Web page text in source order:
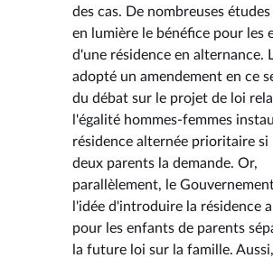
des cas. De nombreuses
en lumière le bénéfice pour les
d'une résidence en alternance.
adopté un amendement en ce
du débat sur le projet de loi
l'égalité hommes-femmes
résidence alternée prioritaire si
deux parents la demande. Or,
parallèlement, le
l'idée d'introduire la résidence
pour les enfants de parents
la future loi sur la famille.